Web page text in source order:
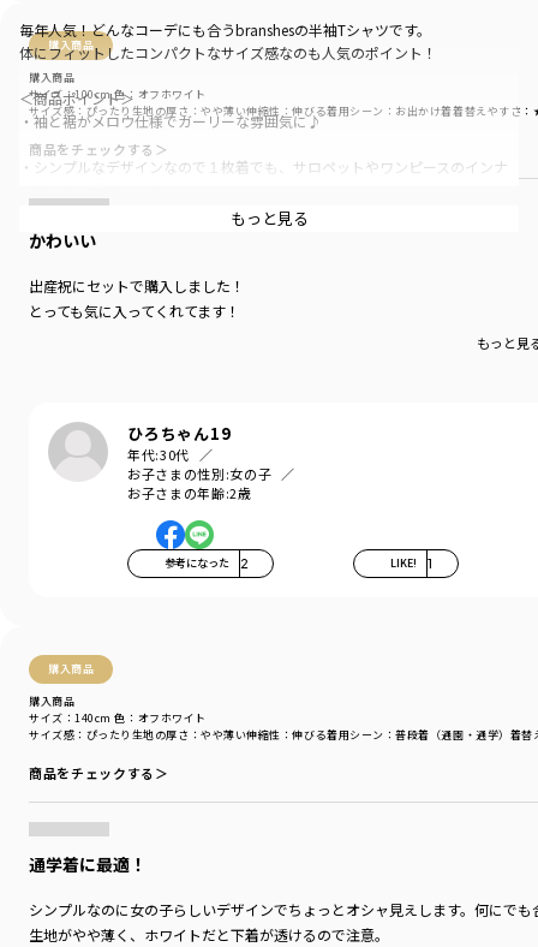
購入商品
購入商品
サイズ感 ：ぴったり 生地の厚さ ：やや薄い伸縮性 ：伸びる着用シーン ：お出かけ着着替えやすさ
サイズ：100cm色：オフホワイト
商品をチェックする＞
かわいい
出産祝にセットで購入しました！
とっても気に入ってくれてます！
もっと見
ひろちゃん19
年代:30代
お子さまの性別:女の子
お子さまの年齢:2歳
参考になった 2 LIKE! 1
購入商品
購入商品
サイズ感 ：ぴったり 生地の厚さ ：やや薄い伸縮性 ：伸びる着用シーン ：普段着（通園・通学） 着替
サイズ：140cm 色：オフホワイト
商品をチェックする＞
通学着に最適！
シンプルなのに女の子らしいデザインでちょっとオシャ見えします。何にで
生地がやや薄く、ホワイトだと下着が透けるので注意。
毎年人気！どんなコーデにも合うbranshesの半袖Tシャツです。
体にフィットしたコンパクトなサイズ感なのも人気のポイント！
＜商品ポイント＞
・袖と裾がメロウ仕様でガーリーな雰囲気に♪
・シンプルなデザインなので１枚着でも、サロペットやワンピースのインナ
・胸元にはシルバーのハート形プレート付きです。
・お色は使いやすい定番無地のオフホワイト・ブラック、爽やかな印象のボ
ーダーの3色展開です。
透け感：オフホワイトのみややあり
伸縮性：あり
着用イメージ/カラー：ボーダー
モデル：身長113.0cm 体重17.3kg
サイズ：サイズ110
シーズン
カテゴリ
カラー
性別タイプ
／ GIRL
対象イベント ／再値下げアイテム
商品番号
／12-5206-114
もっと見る